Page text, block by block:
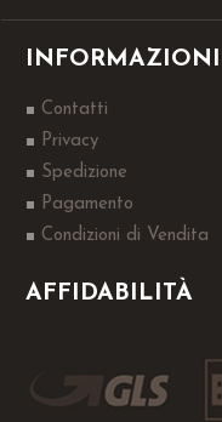
INFORMAZIONI
Contatti
Privacy
Spedizione
Pagamento
Condizioni di Vendita
AFFIDABILITÀ